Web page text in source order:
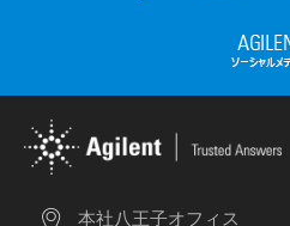
本社八王子オフィス